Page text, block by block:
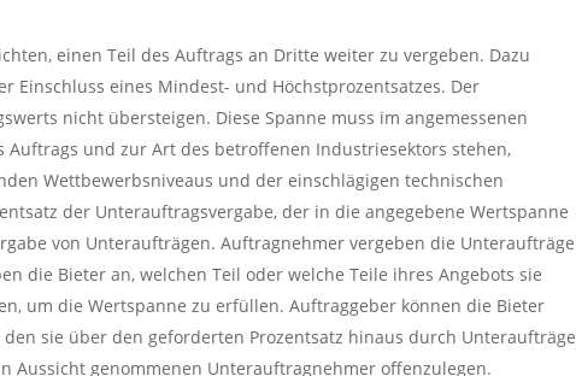
einen Teil des Auftrags an Dritte weiter zu vergeben. Dazu
Einschluss eines Mindest- und Höchstprozentsatzes. Der
nicht übersteigen. Diese Spanne muss im angemessenen
Auftrags und zur Art des betroffenen Industriesektors stehen,
Wettbewerbsniveaus und der einschlägigen technischen
der Unterauftragsvergabe, der in die angegebene Wertspanne
von Unteraufträgen. Auftragnehmer vergeben die Unteraufträge
die Bieter an, welchen Teil oder welche Teile ihres Angebots sie
um die Wertspanne zu erfüllen. Auftraggeber können die Bieter
sie über den geforderten Prozentsatz hinaus durch Unteraufträge
Aussicht genommenen Unterauftragnehmer offenzulegen.